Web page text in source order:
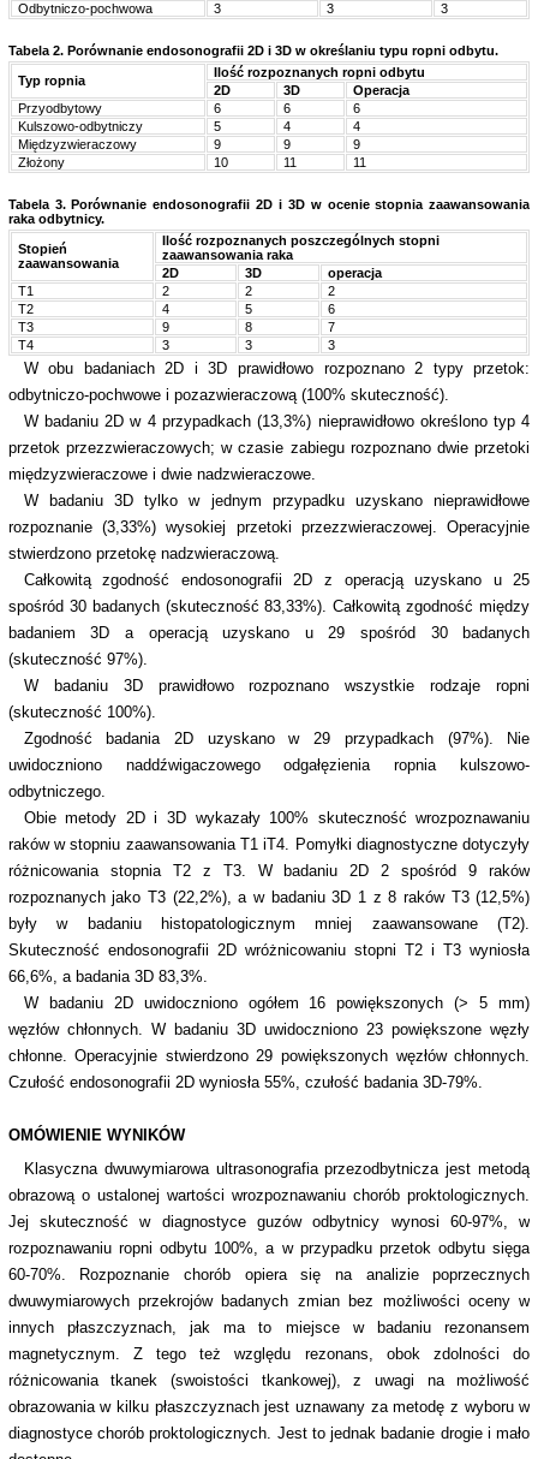
Odbytniczo-pochwowa
3 3 3
Tabela 2. Porównanie endosonografii 2D i 3D w określaniu typu ropni odbytu.
Typ ropnia
Ilość rozpoznanych ropni odbytu
2D
3D
Operacja
Przyodbytowy
6 6
6
Kulszowo-odbytniczy
5 4
4
Międzyzwieraczowy
9 9
9
Złożony
10 11 11
Tabela 3. Porównanie endosonografii 2D i 3D w ocenie stopnia zaawansowania
raka odbytnicy.
Stopień
zaawansowania
Ilość rozpoznanych poszczególnych stopni
zaawansowania raka
2D
3D
operacja
T1
2 2
2
T2
4 5
6
T3
9 8
7
T4
3 3 3
W obu badaniach 2D i 3D prawidłowo rozpoznano 2 typy przetok:
odbytniczo-pochwowe i pozazwieraczową (100% skuteczność).
W badaniu 2D w 4 przypadkach (13,3%) nieprawidłowo określono typ 4
przetok przezzwieraczowych; w czasie zabiegu rozpoznano dwie przetoki
międzyzwieraczowe i dwie nadzwieraczowe.
W badaniu 3D tylko w jednym przypadku uzyskano nieprawidłowe
rozpoznanie (3,33%) wysokiej przetoki przezzwieraczowej. Operacyjnie
stwierdzono przetokę nadzwieraczową.
Całkowitą zgodność endosonografii 2D z operacją uzyskano u 25
spośród 30 badanych (skuteczność 83,33%). Całkowitą zgodność między
badaniem 3D a operacją uzyskano u 29 spośród 30 badanych
(skuteczność 97%).
W badaniu 3D prawidłowo rozpoznano wszystkie rodzaje ropni
(skuteczność 100%).
Zgodność badania 2D uzyskano w 29 przypadkach (97%). Nie
uwidoczniono naddźwigaczowego odgałęzienia ropnia kulszowo-
odbytniczego.
Obie metody 2D i 3D wykazały 100% skuteczność wrozpoznawaniu
raków w stopniu zaawansowania T1 iT4. Pomyłki diagnostyczne dotyczyły
różnicowania stopnia T2 z T3. W badaniu 2D 2 spośród 9 raków
rozpoznanych jako T3 (22,2%), a w badaniu 3D 1 z 8 raków T3 (12,5%)
były w badaniu histopatologicznym mniej zaawansowane (T2).
Skuteczność endosonografii 2D wróżnicowaniu stopni T2 i T3 wyniosła
66,6%, a badania 3D 83,3%.
W badaniu 2D uwidoczniono ogółem 16 powiększonych (> 5 mm)
węzłów chłonnych. W badaniu 3D uwidoczniono 23 powiększone węzły
chłonne. Operacyjnie stwierdzono 29 powiększonych węzłów chłonnych.
Czułość endosonografii 2D wyniosła 55%, czułość badania 3D-79%.
OMÓWIENIE WYNIKÓW
Klasyczna dwuwymiarowa ultrasonografia przezodbytnicza jest metodą
obrazową o ustalonej wartości wrozpoznawaniu chorób proktologicznych.
Jej skuteczność w diagnostyce guzów odbytnicy wynosi 60-97%, w
rozpoznawaniu ropni odbytu 100%, a w przypadku przetok odbytu sięga
60-70%. Rozpoznanie chorób opiera się na analizie poprzecznych
dwuwymiarowych przekrojów badanych zmian bez możliwości oceny w
innych płaszczyznach, jak ma to miejsce w badaniu rezonansem
magnetycznym. Z tego też względu rezonans, obok zdolności do
różnicowania tkanek (swoistości tkankowej), z uwagi na możliwość
obrazowania w kilku płaszczyznach jest uznawany za metodę z wyboru w
diagnostyce chorób proktologicznych. Jest to jednak badanie drogie i mało